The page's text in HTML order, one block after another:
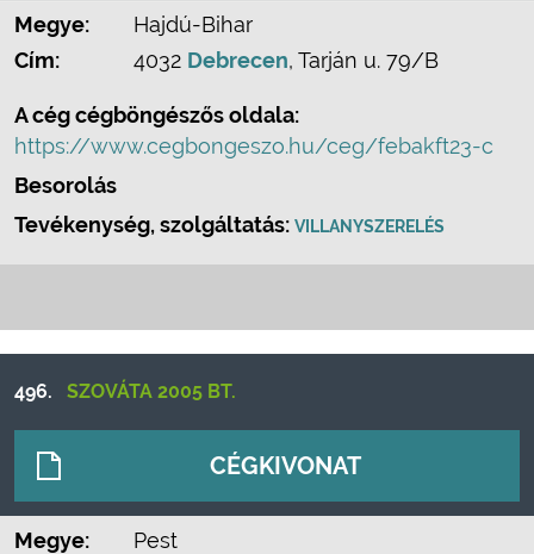
Megye:
Hajdú-Bihar
Cím:
4032 Debrecen, Tarján u. 79/B
A cég cégböngészős oldala:
https://www.cegbongeszo.hu/ceg/febakft23-c
Besorolás
Tevékenység, szolgáltatás: VILLANYSZERELÉS
496. SZOVÁTA 2005 BT.
CÉGKIVONAT
Megye:
Pest